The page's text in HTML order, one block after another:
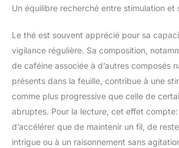
Un équilibre recherché entre stimulation et
Le thé est souvent apprécié pour sa
vigilance régulière. Sa composition,
de caféine associée à d’autres composés
présents dans la feuille, contribue à une
comme plus progressive que celle de
abruptes. Pour la lecture, cet effet compte:
d’accélérer que de maintenir un fil, de
intrigue ou à un raisonnement sans